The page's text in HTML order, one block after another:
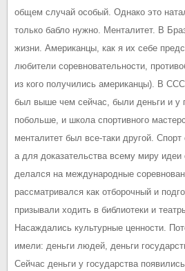
общем случай особый. Однако это
только бабло нужно. Менталитет. В
жизни. Американцы, как я их себе
любители соревновательности,
из кого получились американцы). В
был выше чем сейчас, были деньги и у
побольше, и школа спортивного
менталитет был все-таки другой.
а для доказательства всему миру идеи
делался на международные
рассматривался как отборочный и
призывали ходить в библиотеки и
Насаждались культурные ценности.
имели: деньги людей, деньги
Сейчас деньги у государства